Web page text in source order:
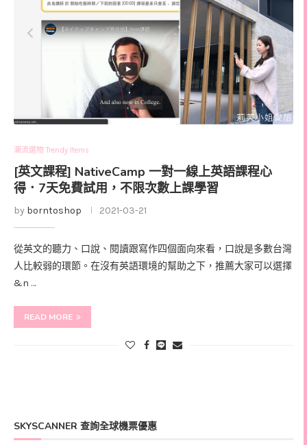
潮流選物 Trendy Items
[英文課程] NativeCamp 一對一線上英語課程心
得．7天免費試用，不限次數上課學習
by borntoshop 2021-03-21
從英文的聽力、口說、閱讀跟寫作四個面向來看，口說是多數台灣
人比較弱的環節。在沒有英語環境的幫助之下，推薦大家可以選擇
&n …
READ MORE
SKYSCANNER 查詢全球機票優惠